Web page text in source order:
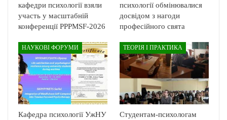
кафедри психології взяли
участь у масштабній
конференції PPPMSF-2026
психології обмінювалися
досвідом з нагоди
професійного свята
НАУКОВІ ФОРУМИ
Кафедра психології УжНУ
ТЕОРІЯ І ПРАКТИКА
Студентам-психологам